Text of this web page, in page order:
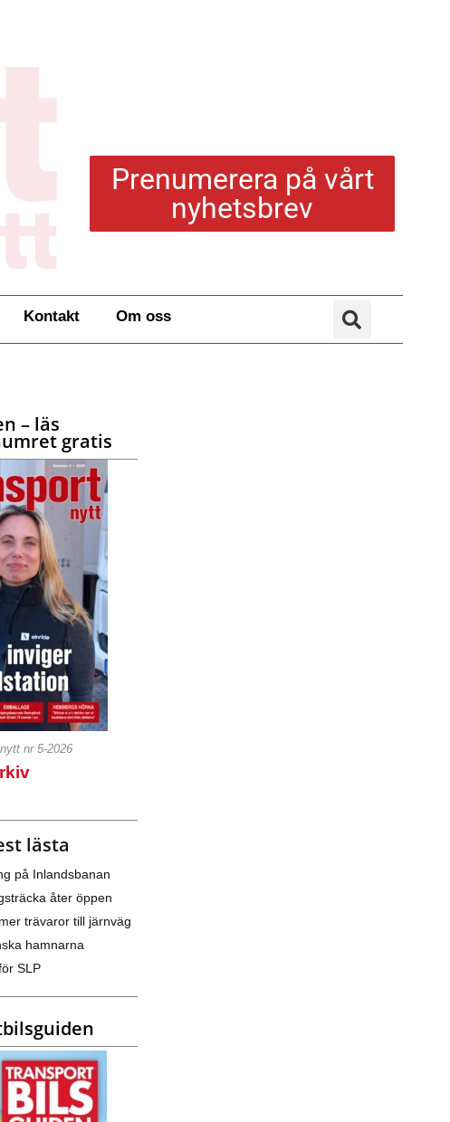
Prenumerera på vårt
nyhetsbrev
Kontakt Om oss
– läs
gratis
nr 5-2026
lästa
på Inlandsbanan
åter öppen
trävaror till järnväg
hamnarna
SLP